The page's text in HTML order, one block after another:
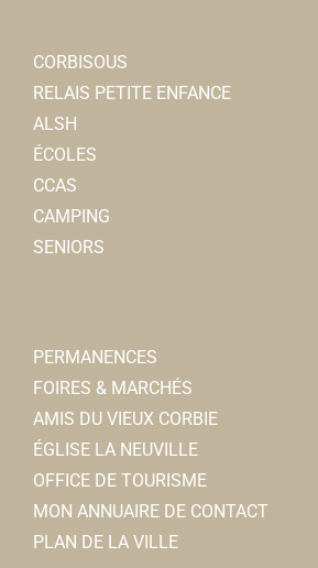
CORBISOUS
RELAIS PETITE ENFANCE
ALSH
ÉCOLES
CCAS
CAMPING
SENIORS
PERMANENCES
FOIRES & MARCHÉS
AMIS DU VIEUX CORBIE
ÉGLISE LA NEUVILLE
OFFICE DE TOURISME
MON ANNUAIRE DE CONTACT
PLAN DE LA VILLE